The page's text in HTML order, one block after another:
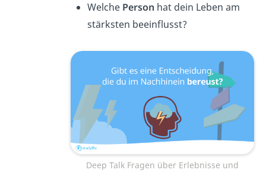
Welche Person hat dein Leben am
stärksten beeinflusst?
Deep Talk Fragen über Erlebnisse und